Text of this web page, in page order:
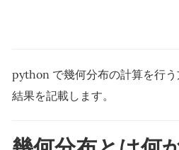
python で幾何分布の計算を行う
結果を記載します。